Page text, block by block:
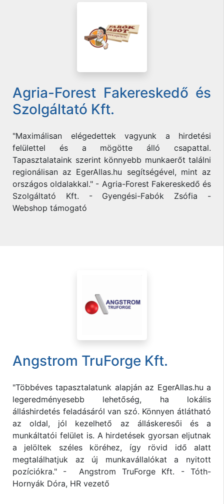
Agria-Forest Fakereskedő és
Szolgáltató Kft.
"Maximálisan elégedettek vagyunk a hirdetési
felülettel és a mögötte álló csapattal.
Tapasztalataink szerint könnyebb munkaerőt találni
regionálisan az EgerAllas.hu segítségével, mint az
országos oldalakkal." - Agria-Forest Fakereskedő és
Szolgáltató Kft. - Gyengési-Fabók Zsófia -
Webshop támogató
Angstrom TruForge Kft.
"Többéves tapasztalatunk alapján az EgerAllas.hu a
legeredményesebb lehetőség, ha lokális
álláshirdetés feladásáról van szó. Könnyen átlátható
az oldal, jól kezelhető az álláskeresői és a
munkáltatói felület is. A hirdetések gyorsan eljutnak
a jelöltek széles köréhez, így rövid idő alatt
megtalálhatjuk az új munkavállalókat a nyitott
pozíciókra." - Angstrom TruForge Kft. - Tóth-
Hornyák Dóra, HR vezető